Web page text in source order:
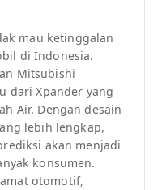
mau ketinggalan
di Indonesia.
Mitsubishi
dari Xpander yang
Air. Dengan desain
lebih lengkap,
akan menjadi
konsumen.
otomotif,